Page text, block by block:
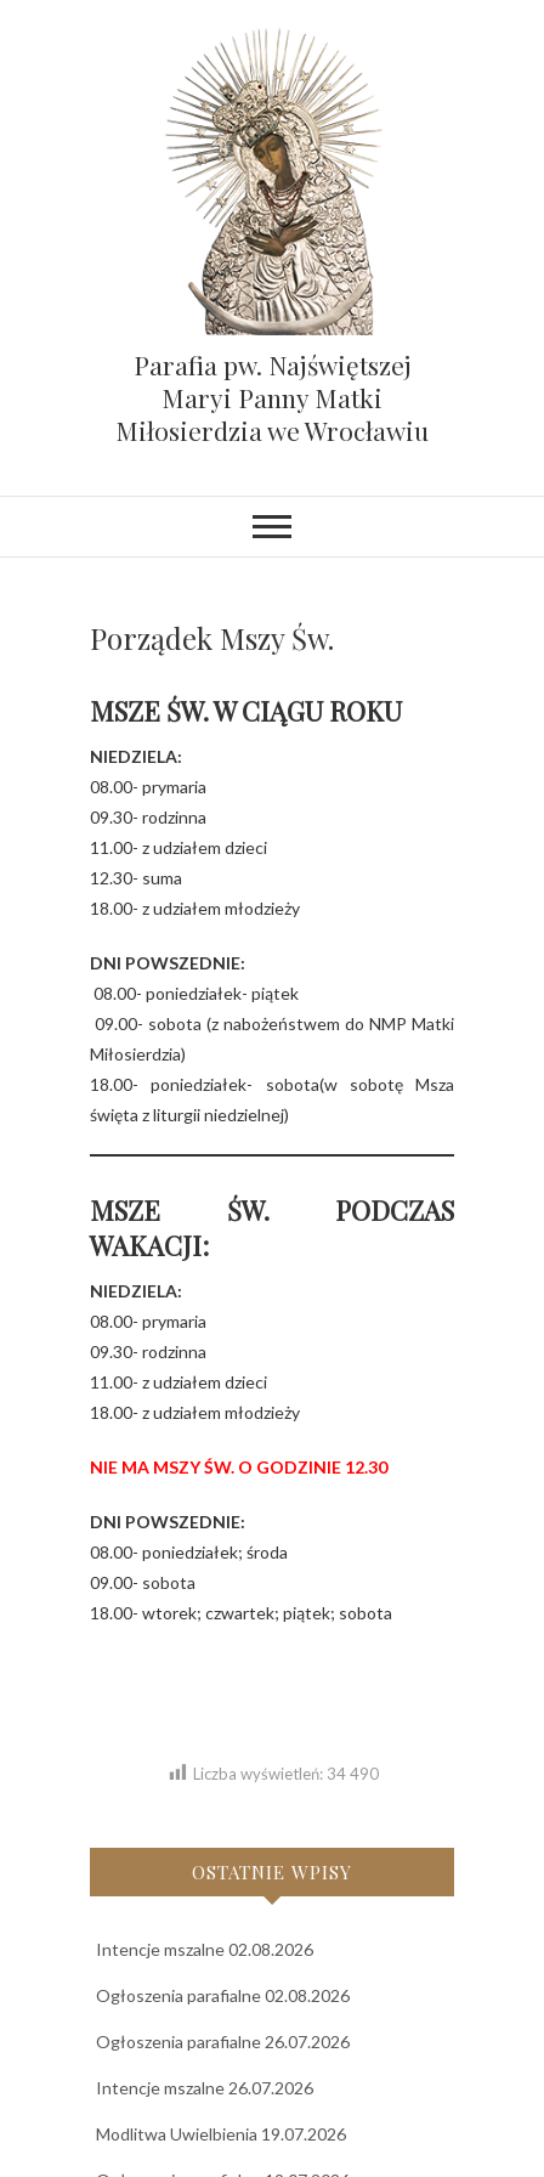
Parafia pw. Najświętszej
Maryi Panny Matki
Miłosierdzia we Wrocławiu
Porządek Mszy Św.
MSZE ŚW. W CIĄGU ROKU
NIEDZIELA:
08.00- prymaria
09.30- rodzinna
11.00- z udziałem dzieci
12.30- suma
18.00- z udziałem młodzieży
DNI POWSZEDNIE:
08.00- poniedziałek- piątek
09.00- sobota (z nabożeństwem do NMP Matki
Miłosierdzia)
18.00- poniedziałek- sobota(w sobotę Msza
święta z liturgii niedzielnej)
MSZE ŚW. PODCZAS
WAKACJI:
NIEDZIELA:
08.00- prymaria
09.30- rodzinna
11.00- z udziałem dzieci
18.00- z udziałem młodzieży
NIE MA MSZY ŚW. O GODZINIE 12.30
DNI POWSZEDNIE:
08.00- poniedziałek; środa
09.00- sobota
18.00- wtorek; czwartek; piątek; sobota
Liczba wyświetleń: 34 490
OSTATNIE WPISY
Intencje mszalne 02.08.2026
Ogłoszenia parafialne 02.08.2026
Ogłoszenia parafialne 26.07.2026
Intencje mszalne 26.07.2026
Modlitwa Uwielbienia 19.07.2026